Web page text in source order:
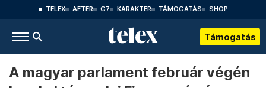
TELEX AFTER G7 KARAKTER TÁMOGATÁS SHOP
Támogatás
A magyar parlament február végén